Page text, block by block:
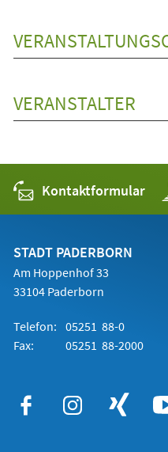
VERANSTALTER
Kontaktformular
STADT PADERBORN
Am Hoppenhof 33
33104 Paderborn
Telefon: 05251 88-0
Fax:
05251 88-2000